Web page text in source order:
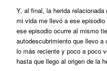
Y, al final, la herida
mi vida me llevó a ese
ese episodio ocurre al mismo
autodescubrimiento que llevo
lo más reciente y poco a poco
hasta que llego al origen de la